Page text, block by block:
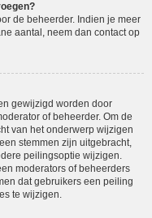
de beheerder. Indien je meer
aantal, neem dan contact op
gewijzigd worden door
of beheerder. Om de
van het onderwerp wijzigen
stemmen zijn uitgebracht,
peilingsoptie wijzigen.
moderators of beheerders
dat gebruikers een peiling
te wijzigen.